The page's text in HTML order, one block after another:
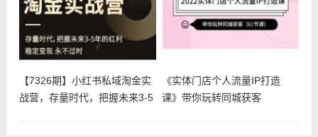
【7326期】小红书私域淘金实
战营，存量时代，把握未来3-5
《实体门店个人流量IP打造
课》带你玩转同城获客